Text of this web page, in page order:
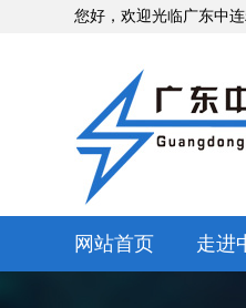
您好，欢迎光临广东中
网站首页 走进